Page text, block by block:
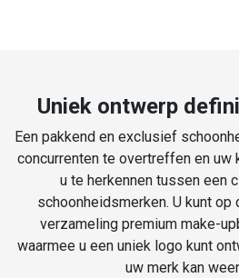
Uniek ontwerp
Een pakkend en exclusief
concurrenten te overtreffen en uw
u te herkennen tussen een
schoonheidsmerken. U kunt
verzameling premium make-
waarmee u een uniek logo kunt
uw merk kan